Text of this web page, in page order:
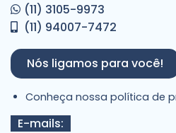
(11) 3105-9973
(11) 94007-7472
Nós ligamos para você!
Conheça nossa política de
E-mails: